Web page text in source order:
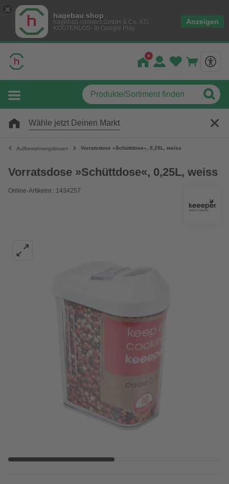
hagebau shop
hagebau connect GmbH & Co. KG
KOSTENLOS- In Google Play
Anzeigen
Wähle jetzt Deinen Markt
Aufbewahrungsboxen Vorratsdose »Schüttdose«, 0,25L, weiss
Vorratsdose »Schüttdose«, 0,25L, weiss
Online-Artikelnr.: 1434257